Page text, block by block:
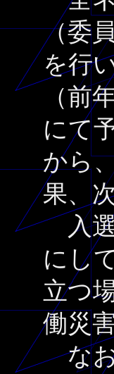
（委
を行
（前
にて
から
果、
入選
にし
立つ
働災
なお